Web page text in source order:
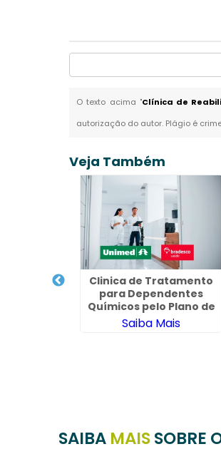
O texto acima "Clínica de
autorização do autor. Plágio é
Veja Também
Clinica de Tratamento
para Dependentes
Químicos pelo Plano de
Saúde
Saiba Mais
SAIBA MAISSOBRE